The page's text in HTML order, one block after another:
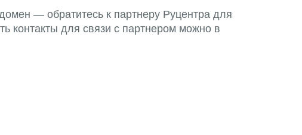
— обратитесь к партнеру Руцентра для
контакты для связи с партнером можно в